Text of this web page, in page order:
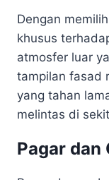
Dengan
khusus
atmosfer luar
tampilan fasad
yang tahan
melintas di
Pagar dan